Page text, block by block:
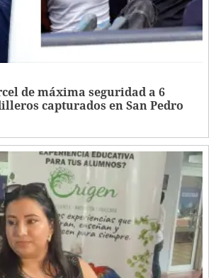
de máxima seguridad a 6
capturados en San Pedro